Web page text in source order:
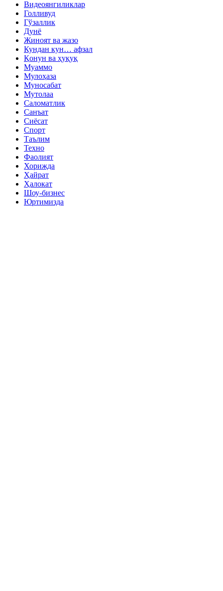
Видеоянгиликлар
Голливуд
Гўзаллик
Дунё
Жиноят ва жазо
Кундан кун… афзал
Қонун ва ҳуқуқ
Муаммо
Мулоҳаза
Муносабат
Мутолаа
Саломатлик
Санъат
Сиёсат
Спорт
Таълим
Техно
Фаолият
Хорижда
Ҳайрат
Ҳалокат
Шоу-бизнес
Юртимизда